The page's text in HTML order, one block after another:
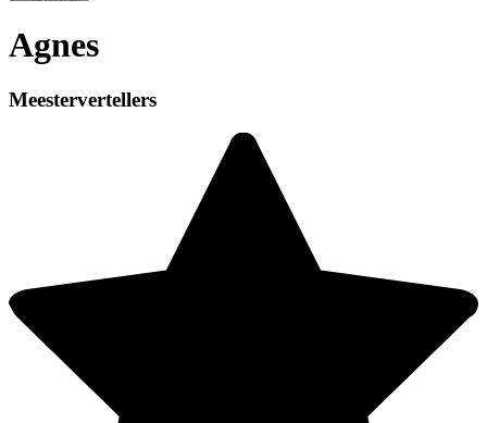
Agnes
Meestervertellers